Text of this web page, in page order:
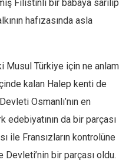
Filistinli bir babaya sarılıp
hafızasında asla
Musul Türkiye için ne anlam
kalan Halep kenti de
Osmanlı’nın en
da bir parçası
ile Fransızların kontrolüne
Devleti’nin bir parçası oldu.